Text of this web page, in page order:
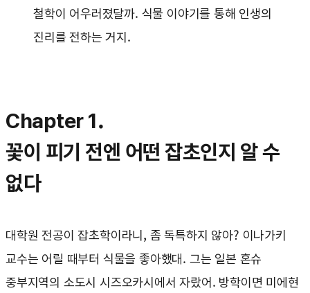
철학이 어우러졌달까. 식물 이야기를 통해 인생의
진리를 전하는 거지.
Chapter 1.
꽃이 피기 전엔 어떤 잡초인지 알 수
없다
대학원 전공이 잡초학이라니, 좀 독특하지 않아? 이나가키
교수는 어릴 때부터 식물을 좋아했대. 그는 일본 혼슈
중부지역의 소도시 시즈오카시에서 자랐어. 방학이면 미에현